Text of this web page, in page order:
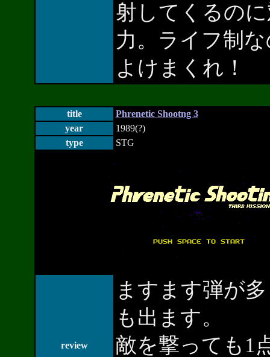
射してくるの
力。ライフ制
よけまくれ！
title
Phrenetic Shootng 3
year
1989(?)
type
STG
review
ますます弾が
も出ます。
敵を撃っても1